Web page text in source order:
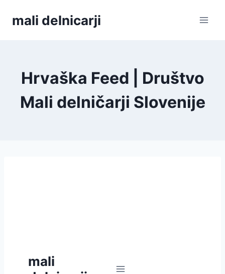
mali delnicarji
Hrvaška Feed | Društvo
Mali delničarji Slovenije